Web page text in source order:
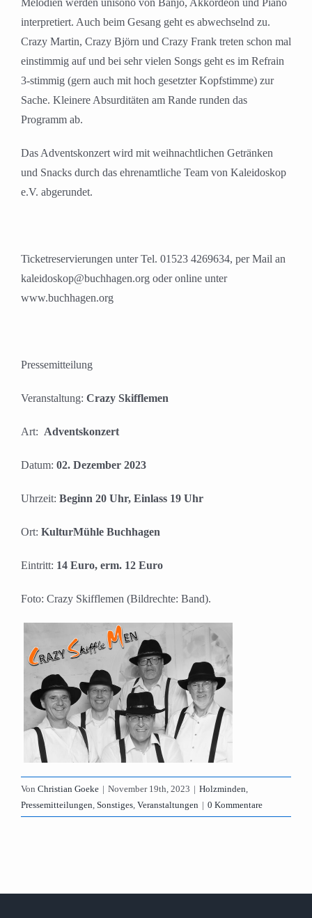
Melodien werden unisono von Banjo, Akkordeon und Piano
interpretiert. Auch beim Gesang geht es abwechselnd zu.
Crazy Martin, Crazy Björn und Crazy Frank treten schon mal
einstimmig auf und bei sehr vielen Songs geht es im Refrain
3-stimmig (gern auch mit hoch gesetzter Kopfstimme) zur
Sache. Kleinere Absurditäten am Rande runden das
Programm ab.
Das Adventskonzert wird mit weihnachtlichen Getränken
und Snacks durch das ehrenamtliche Team von Kaleidoskop
e.V. abgerundet.
Ticketreservierungen unter Tel. 01523 4269634, per Mail an
kaleidoskop@buchhagen.org oder online unter
www.buchhagen.org
Pressemitteilung
Veranstaltung: Crazy Skifflemen
Art: Adventskonzert
Datum: 02. Dezember 2023
Uhrzeit: Beginn 20 Uhr, Einlass 19 Uhr
Ort: KulturMühle Buchhagen
Eintritt: 14 Euro, erm. 12 Euro
Foto: Crazy Skifflemen (Bildrechte: Band).
Von Christian Goeke | November 19th, 2023 | Holzminden
Pressemitteilungen Sonstiges Veranstaltungen | 0 Kommentare